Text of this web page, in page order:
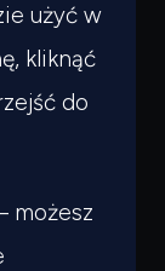
użyć w
kliknąć
do
możesz